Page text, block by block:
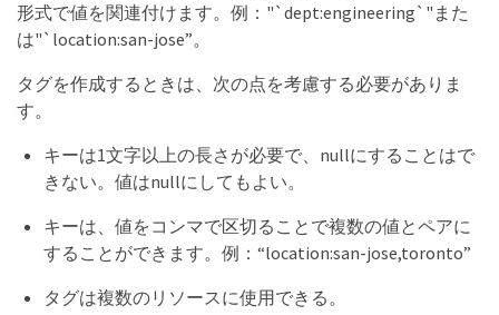
形式で値を関連付けます。例："`dept:engineering`"また
は"`location:san-jose”。
タグを作成するときは、次の点を考慮する必要がありま
す。
キーは1文字以上の長さが必要で、nullにすることはで
きない。値はnullにしてもよい。
キーは、値をコンマで区切ることで複数の値とペアに
することができます。例：“location:san-jose,toronto”
タグは複数のリソースに使用できる。